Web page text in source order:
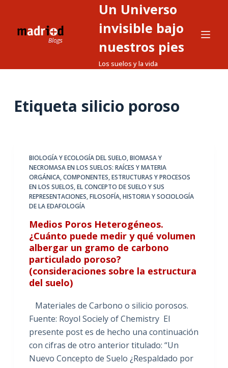
Un Universo
invisible bajo
nuestros pies
Los suelos y la vida
Etiqueta silicio poroso
BIOLOGÍA Y ECOLOGÍA DEL SUELO,BIOMASA Y
NECROMASA EN LOS SUELOS: RAÍCES Y MATERIA
ORGÁNICA,COMPONENTES, ESTRUCTURAS Y PROCESOS
EN LOS SUELOS,EL CONCEPTO DE SUELO Y SUS
REPRESENTACIONES,FILOSOFÍA, HISTORIA Y SOCIOLOGÍA
DE LA EDAFOLOGÍA
Medios Poros Heterogéneos.
¿Cuánto puede medir y qué volumen
albergar un gramo de carbono
particulado poroso?
(consideraciones sobre la estructura
del suelo)
Materiales de Carbono o silicio porosos.
Fuente: Royol Sociely of Chemistry El
presente post es de hecho una continuación
con cifras de otro anterior titulado: “Un
Nuevo Concepto de Suelo ¿Respaldado por